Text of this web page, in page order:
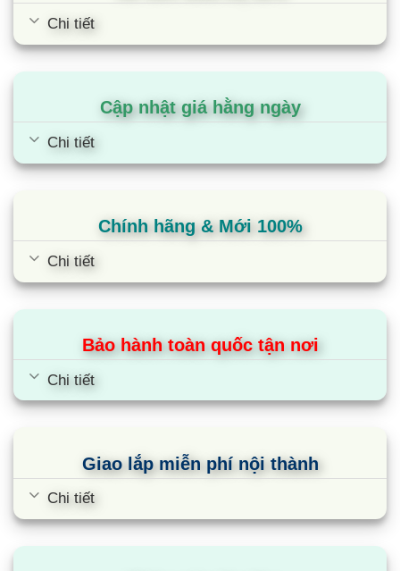
Chi tiết
Cập nhật giá hằng ngày
Chi tiết
Chính hãng & Mới 100%
Chi tiết
Bảo hành toàn quốc tận nơi
Chi tiết
Giao lắp miễn phí nội thành
Chi tiết